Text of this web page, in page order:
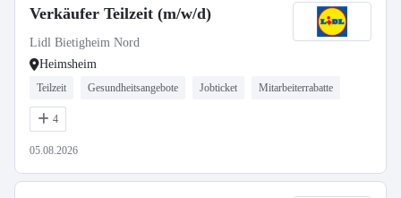
Verkäufer Teilzeit (m/w/d)
Lidl Bietigheim Nord
Heimsheim
Teilzeit Gesundheitsangebote Jobticket Mitarbeiterrabatte
4
05.08.2026